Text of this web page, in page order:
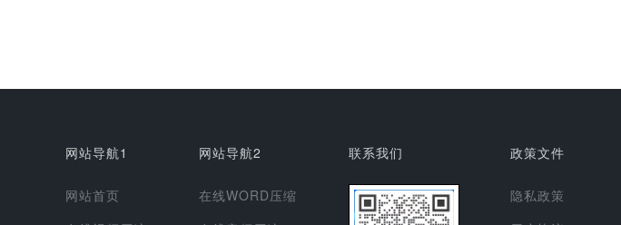
网站导航1
网站首页
网站导航2
在线WORD压缩
联系我们 政策文件
隐私政策